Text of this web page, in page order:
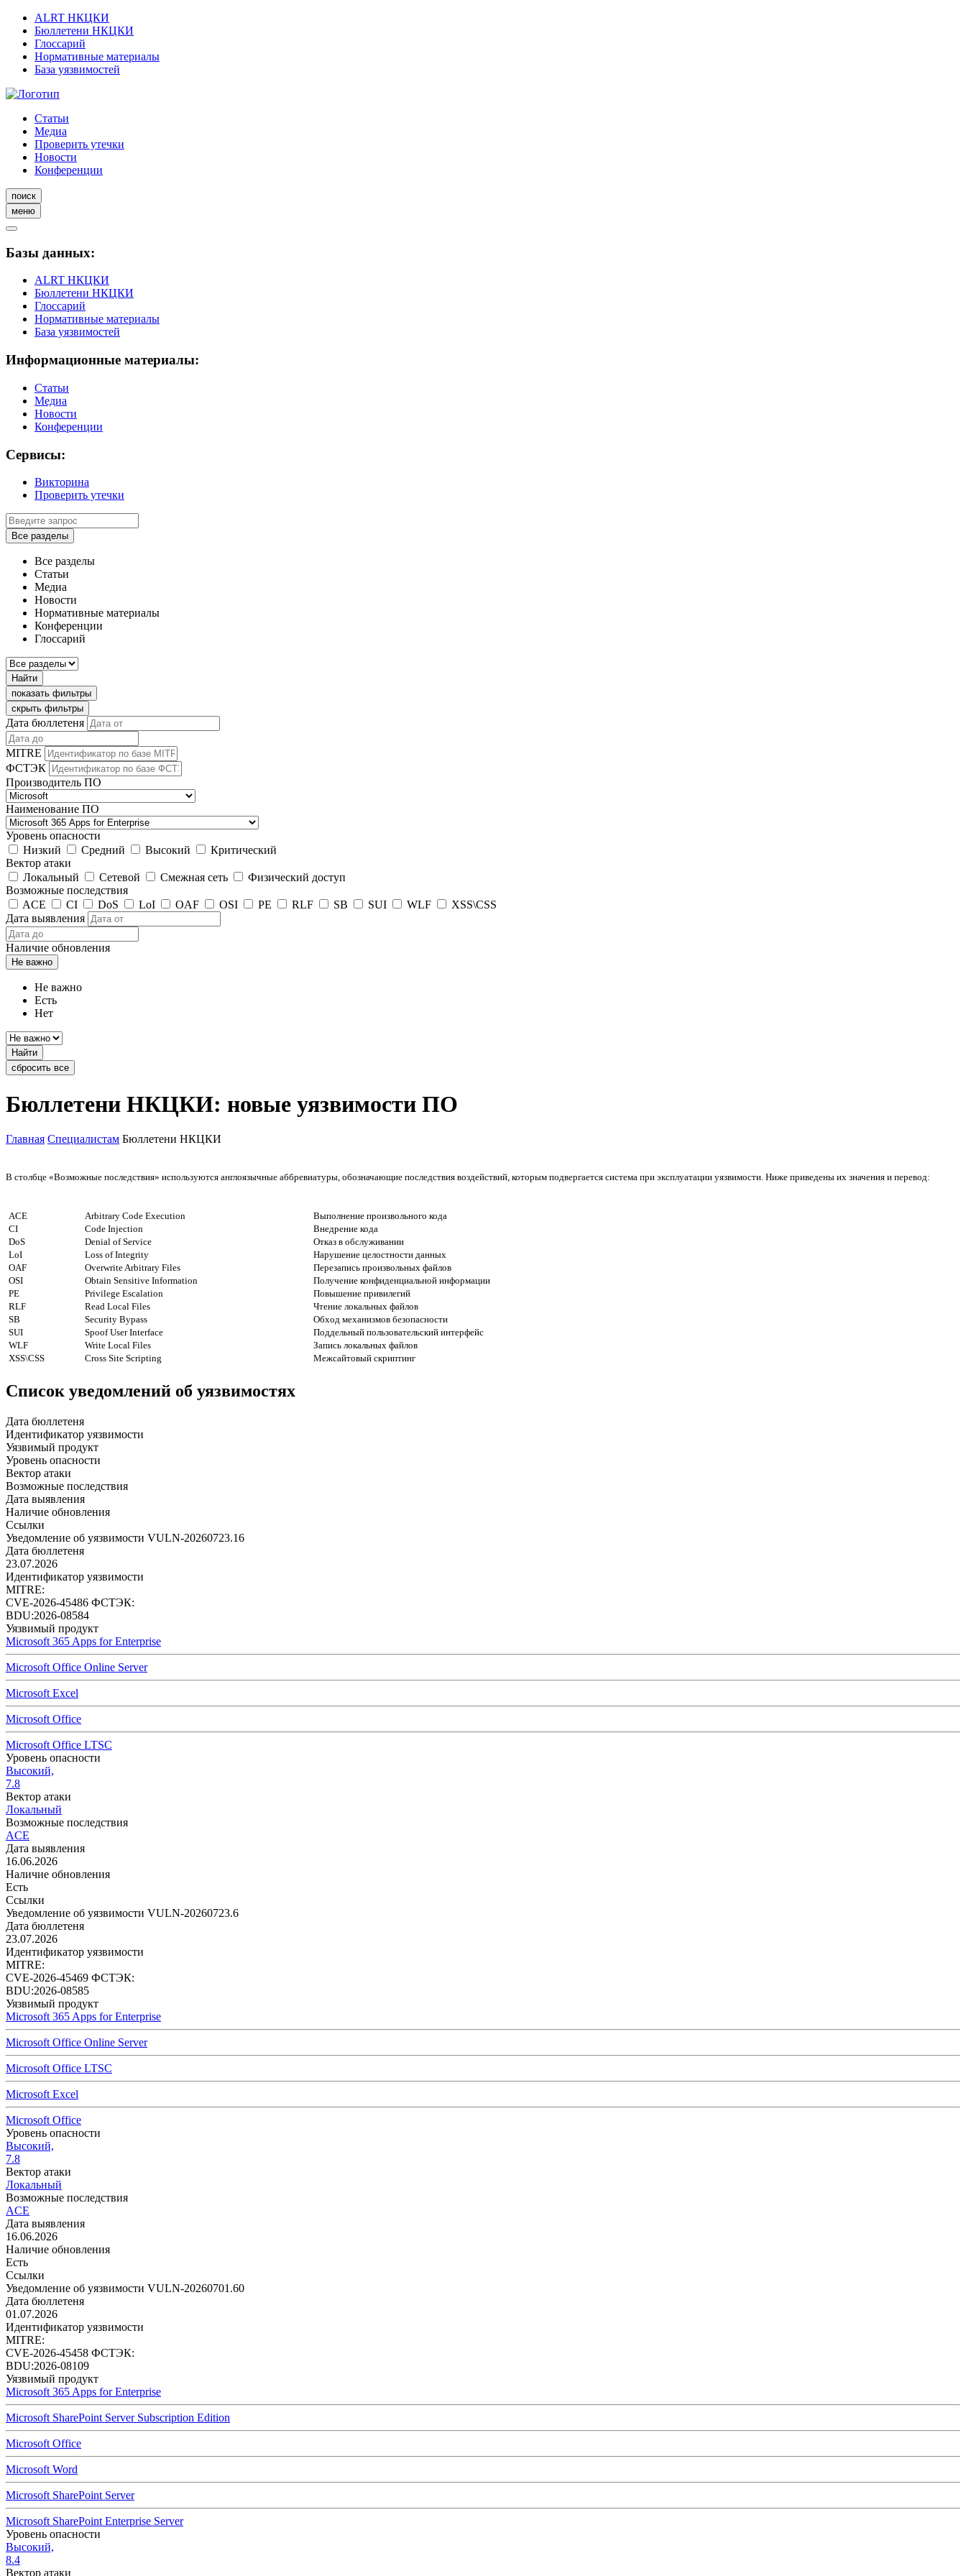
ALRT НКЦКИ
Бюллетени НКЦКИ
Глоссарий
Нормативные материалы
База уязвимостей
Статьи
Медиа
Проверить утечки
Новости
Конференции
поиск
меню
Базы данных:
ALRT НКЦКИ
Бюллетени НКЦКИ
Глоссарий
Нормативные материалы
База уязвимостей
Информационные материалы:
Статьи
Медиа
Новости
Конференции
Сервисы:
Викторина
Проверить утечки
Все разделы
Все разделы
Статьи
Медиа
Новости
Нормативные материалы
Конференции
Глоссарий
Найти
показать фильтры
скрыть фильтры
Дата бюллетеня
MITRE
ФСТЭК
Производитель ПО
Наименование ПО
Уровень опасности
Низкий
Средний Высокий
Критический
Вектор атаки
Локальный
Сетевой Смежная сеть
Физический доступ
Возможные последствия
ACE
CI DoS LoI OAF OSI PE RLF SB SUI WLF
XSS\CSS
Дата выявления
Наличие обновления
Не важно
Не важно
Есть
Нет
Найти
сбросить все
Бюллетени НКЦКИ: новые уязвимости ПО
Главная Специалистам Бюллетени НКЦКИ
В столбце «Возможные последствия» используются англоязычные аббревиатуры, обозначающие последствия воздействий, которым подвергается система при эксплуатации уязвимости. Ниже приведены их значения и перевод:
ACE Arbitrary Code Execution
Выполнение произвольного кода
CI
Code Injection
Внедрение кода
DoS
Denial of Service
Отказ в обслуживании
LoI
Loss of Integrity
Нарушение целостности данных
OAF
Overwrite Arbitrary Files
Перезапись произвольных файлов
OSI
Obtain Sensitive Information
Получение конфиденциальной информации
PE
Privilege Escalation
Повышение привилегий
RLF
Read Local Files
Чтение локальных файлов
SB
Security Bypass
Обход механизмов безопасности
SUI
Spoof User Interface
Поддельный пользовательский интерфейс
WLF
Write Local Files
Запись локальных файлов
XSS\CSS
Cross Site Scripting Межсайтовый скриптинг
Список уведомлений об уязвимостях
Дата бюллетеня
Идентификатор уязвимости
Уязвимый продукт
Уровень опасности
Вектор атаки
Возможные последствия
Дата выявления
Наличие обновления
Ссылки
Уведомление об уязвимости VULN-20260723.16
Дата бюллетеня
23.07.2026
Идентификатор уязвимости
MITRE:
CVE-2026-45486 ФСТЭК:
BDU:2026-08584
Уязвимый продукт
Microsoft 365 Apps for Enterprise
Microsoft Office Online Server
Microsoft Excel
Microsoft Office
Microsoft Office LTSC
Уровень опасности
Высокий,
7.8
Вектор атаки
Локальный
Возможные последствия
ACE
Дата выявления
16.06.2026
Наличие обновления
Есть
Ссылки
Уведомление об уязвимости VULN-20260723.6
Дата бюллетеня
23.07.2026
Идентификатор уязвимости
MITRE:
CVE-2026-45469 ФСТЭК:
BDU:2026-08585
Уязвимый продукт
Microsoft 365 Apps for Enterprise
Microsoft Office Online Server
Microsoft Office LTSC
Microsoft Excel
Microsoft Office
Уровень опасности
Высокий,
7.8
Вектор атаки
Локальный
Возможные последствия
ACE
Дата выявления
16.06.2026
Наличие обновления
Есть
Ссылки
Уведомление об уязвимости VULN-20260701.60
Дата бюллетеня
01.07.2026
Идентификатор уязвимости
MITRE:
CVE-2026-45458 ФСТЭК:
BDU:2026-08109
Уязвимый продукт
Microsoft 365 Apps for Enterprise
Microsoft SharePoint Server Subscription Edition
Microsoft Office
Microsoft Word
Microsoft SharePoint Server
Microsoft SharePoint Enterprise Server
Уровень опасности
Высокий,
8.4
Вектор атаки